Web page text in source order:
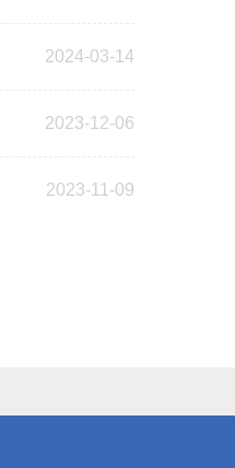
2024-03-14
2023-12-06
2023-11-09